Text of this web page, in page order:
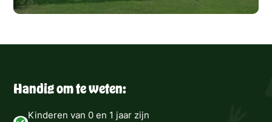
Handig om te weten:
Kinderen van 0 en 1 jaar zijn